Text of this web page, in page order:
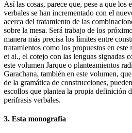
Así las cosas, parece que, pese a que los
verbales se han incrementado con el
acerca del tratamiento de las
sobre la mesa. Será trabajo de los
manera más precisa los límites entre
tratamientos como los propuestos en
et al., el cotejo con las lenguas signadas
este volumen Jarque o planteamientos
Garachana, también en este volumen,
de la gramática de construcciones,
escollos que plantea la propia definición
perífrasis verbales.
3. Esta monografía